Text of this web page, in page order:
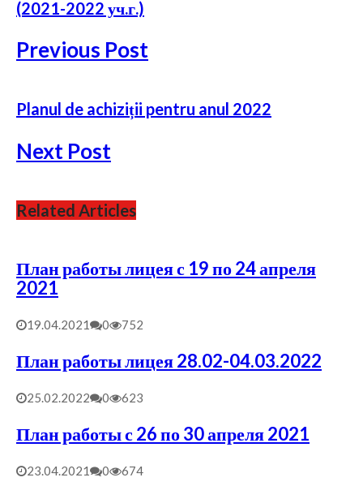
(2021-2022 уч.г.)
Previous Post
Planul de achiziții pentru anul 2022
Next Post
Related Articles
План работы лицея с 19 по 24 апреля
2021
19.04.2021 0 752
План работы лицея 28.02-04.03.2022
25.02.2022 0 623
План работы с 26 по 30 апреля 2021
23.04.2021 0 674